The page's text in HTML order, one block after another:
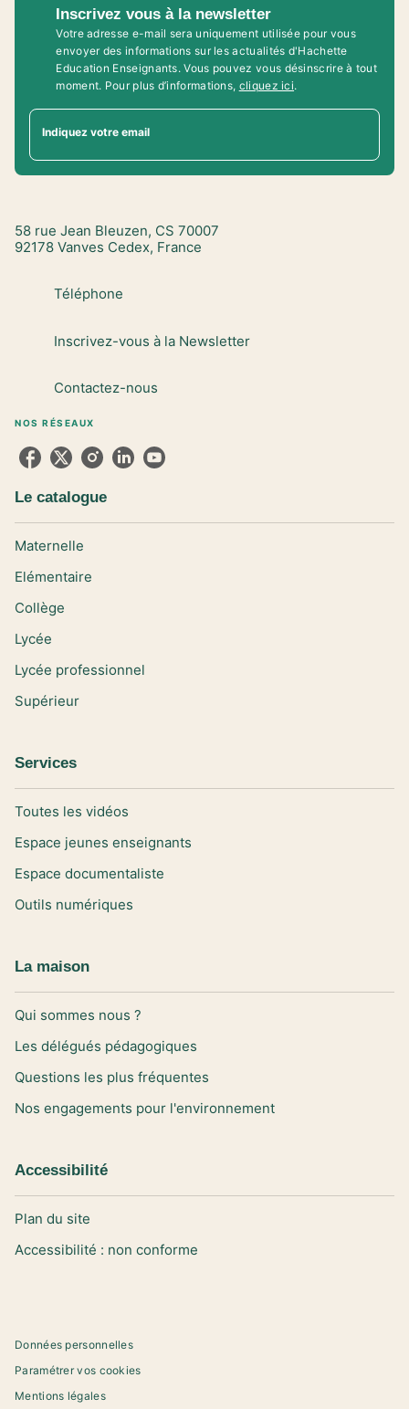
Inscrivez vous à la newsletter
Votre adresse e-mail sera uniquement utilisée pour vous
envoyer des informations sur les actualités d'Hachette
Education Enseignants. Vous pouvez vous désinscrire à tout
moment. Pour plus d’informations, cliquez ici.
Indiquez votre email
58 rue Jean Bleuzen, CS 70007
92178 Vanves Cedex, France
Téléphone
Inscrivez-vous à la Newsletter
Contactez-nous
NOS RÉSEAUX
Le catalogue
Maternelle
Elémentaire
Collège
Lycée
Lycée professionnel
Supérieur
Services
Toutes les vidéos
Espace jeunes enseignants
Espace documentaliste
Outils numériques
La maison
Qui sommes nous ?
Les délégués pédagogiques
Questions les plus fréquentes
Nos engagements pour l'environnement
Accessibilité
Plan du site
Accessibilité : non conforme
Données personnelles
Paramétrer vos cookies
Mentions légales